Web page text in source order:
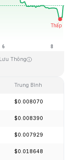
Thông
Trung Bình
$0.008070
$0.008390
$0.007929
$0.018648